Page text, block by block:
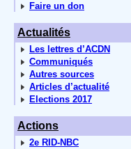
Faire un don
Actualités
Les lettres d’ACDN
Communiqués
Autres sources
Articles d’actualité
Elections 2017
Actions
2e RID-NBC